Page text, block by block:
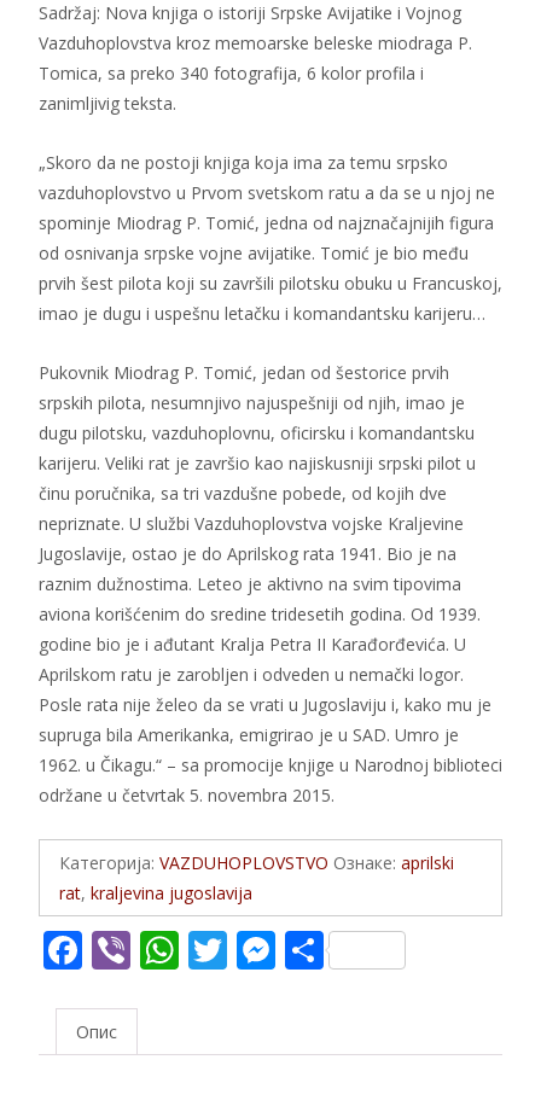
Sadržaj: Nova knjiga o istoriji Srpske Avijatike i Vojnog
Vazduhoplovstva kroz memoarske beleske miodraga P.
Tomica, sa preko 340 fotografija, 6 kolor profila i
zanimljivig teksta.
„Skoro da ne postoji knjiga koja ima za temu srpsko
vazduhoplovstvo u Prvom svetskom ratu a da se u njoj ne
spominje Miodrag P. Tomić, jedna od najznačajnijih figura
od osnivanja srpske vojne avijatike. Tomić je bio među
prvih šest pilota koji su završili pilotsku obuku u Francuskoj,
imao je dugu i uspešnu letačku i komandantsku karijeru…
Pukovnik Miodrag P. Tomić, jedan od šestorice prvih
srpskih pilota, nesumnjivo najuspešniji od njih, imao je
dugu pilotsku, vazduhoplovnu, oficirsku i komandantsku
karijeru. Veliki rat je završio kao najiskusniji srpski pilot u
činu poručnika, sa tri vazdušne pobede, od kojih dve
nepriznate. U službi Vazduhoplovstva vojske Kraljevine
Jugoslavije, ostao je do Aprilskog rata 1941. Bio je na
raznim dužnostima. Leteo je aktivno na svim tipovima
aviona korišćenim do sredine tridesetih godina. Od 1939.
godine bio je i ađutant Kralja Petra II Karađorđevića. U
Aprilskom ratu je zarobljen i odveden u nemački logor.
Posle rata nije želeo da se vrati u Jugoslaviju i, kako mu je
supruga bila Amerikanka, emigrirao je u SAD. Umro je
1962. u Čikagu.“ – sa promocije knjige u Narodnoj biblioteci
održane u četvrtak 5. novembra 2015.
Категорија: VAZDUHOPLOVSTVO Ознаке: aprilski
rat, kraljevina jugoslavija
F
e
b
Vi
er
W
s
T
er
M
e
S
e
Опис